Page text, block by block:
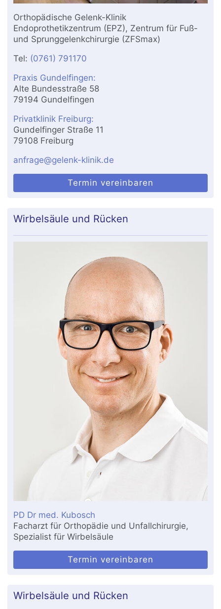
Orthopädische Gelenk-Klinik
Endoprothetikzentrum (EPZ), Zentrum für Fuß-
und Sprunggelenkchirurgie (ZFSmax)
Tel: (0761) 791170
Praxis Gundelfingen:
Alte Bundesstraße 58
79194 Gundelfingen
Privatklinik Freiburg:
Gundelfinger Straße 11
79108 Freiburg
anfrage@gelenk-klinik.de
Termin vereinbaren
Wirbelsäule und Rücken
PD Dr med. Kubosch
Facharzt für Orthopädie und Unfallchirurgie,
Spezialist für Wirbelsäule
Termin vereinbaren
Wirbelsäule und Rücken